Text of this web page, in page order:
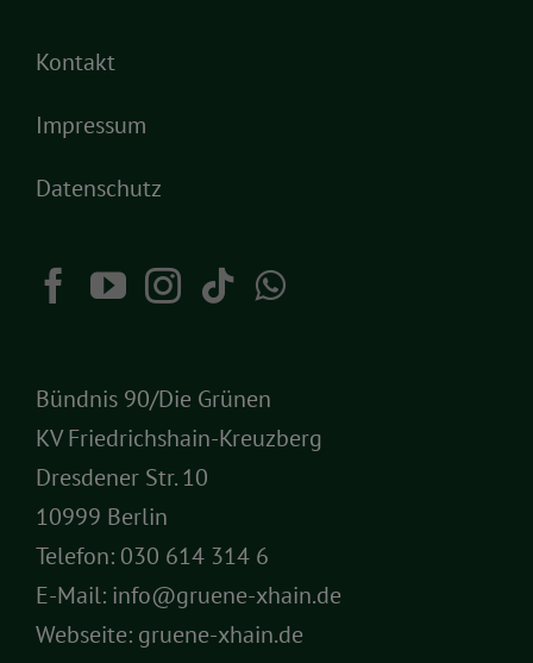
Kontakt
Impressum
Datenschutz
Bündnis 90/Die Grünen
KV Friedrichshain-Kreuzberg
Dresdener Str. 10
10999 Berlin
Telefon: 030 614 314 6
E-Mail: info@gruene-xhain.de
Webseite: gruene-xhain.de